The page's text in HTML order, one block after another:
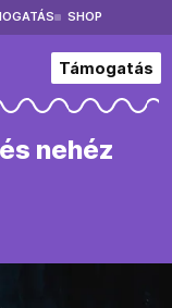
SHOP
Támogatás
nehéz